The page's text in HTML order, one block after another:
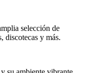
selección de
discotecas y más.